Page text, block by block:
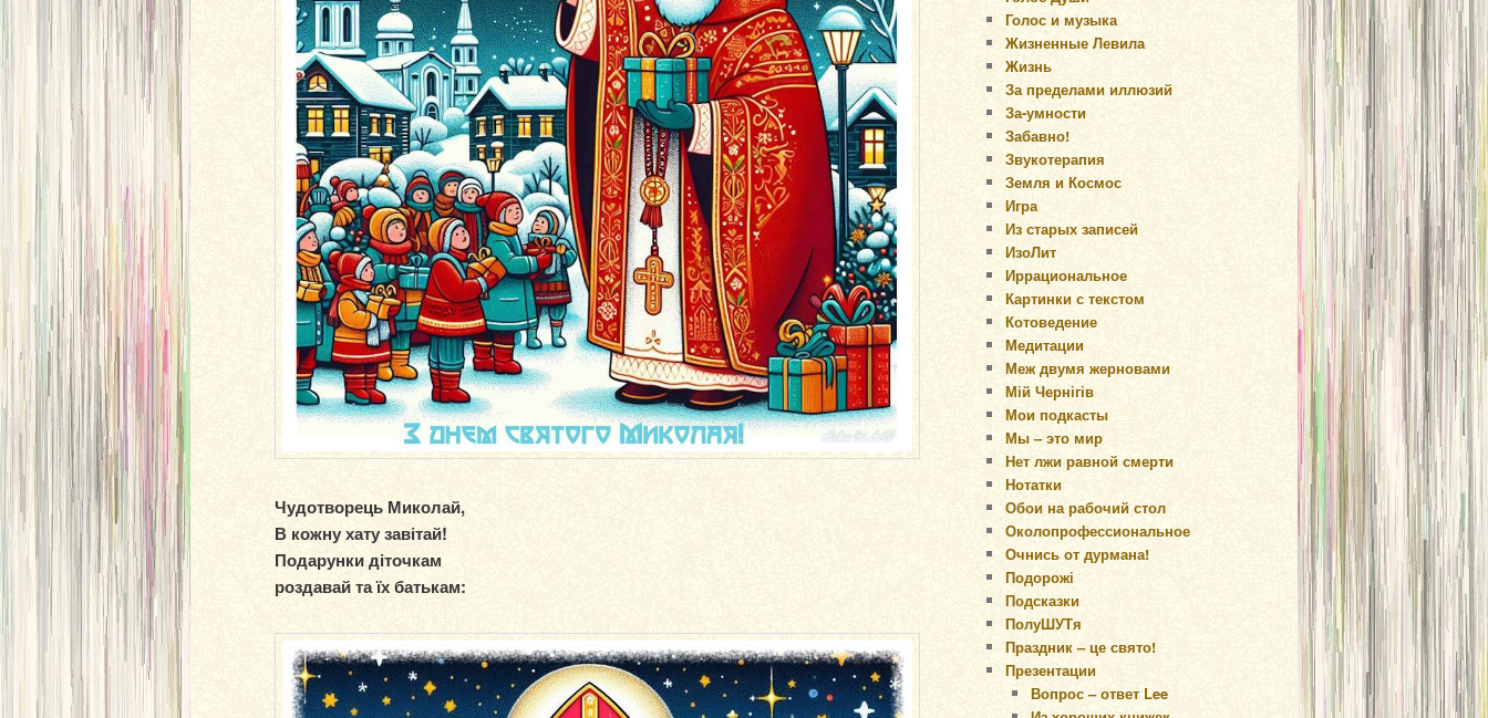
Чудотворець Миколай,
В кожну хату завітай!
Подарунки діточкам
роздавай та їх батькам:
Голос и музыка
Жизненные Левила
Жизнь
За пределами иллюзий
За-умности
Забавно!
Звукотерапия
Земля и Космос
Игра
Из старых записей
ИзоЛит
Иррациональное
Картинки с текстом
Котоведение
Медитации
Меж двумя жерновами
Мій Чернігів
Мои подкасты
Мы – это мир
Нет лжи равной смерти
Нотатки
Обои на рабочий стол
Околопрофессиональное
Очнись от дурмана!
Подорожі
Подсказки
ПолуШУТя
Праздник – це свято!
Презентации
Вопрос – ответ Lee